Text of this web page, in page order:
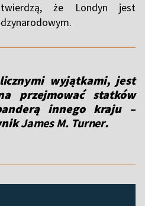
że Londyn jest
wyjątkami, jest
przejmować statków
innego kraju –
James M. Turner.